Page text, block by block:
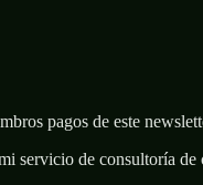
pagos de este
servicio de consultoría